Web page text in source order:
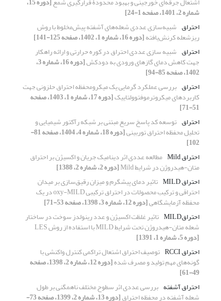
شماره 2، 1401، صفحه 1-24]
احتراق شبیه‌سازی عددی شعله‌های ‌آشفته پیش‌مخلوط با روش
ریزشعله کرنش‌یافته[دوره 16، شماره 1، 1402، صفحه 125-141]
احتراق شبیه سازی عددی احتراق در کوره حرارتی و ارائه راهکار
جهت کاهش دمای گازهای ورودی به دودکش [دوره 16، شماره 3،
1402، صفحه 85-94]
احتراق بررسی عملکرد گرمایی یک میکرو‌محفظه احتراق حلزونی جهت
کاربردهای میکروترموفتوولتاییک [دوره 17، شماره 1، 1403، صفحه
51-71]
احتراق توسعه کد پاسخ سریع مبتنی بر شبکه رآکتور شیمیایی و
تحلیل محفظه احتراق توربینی [دوره 18، شماره 4، 1404، صفحه 81-
102]
احتراق Mild
مطالعه عددی اثر دینامیک جریان و اکسیژن بر احتراق
متان-هیدروژن در شرایط Mild
[دوره 2، شماره 2، 1388]
احتراق ‏MILD
تاثیر دمای پیشگرم و میزان رقیق‌سازی بر میدان
احتراقی و ترکیب محصولات در ‏احتراق ترکیبی ‏oxy-MILD‏ در یک
محفظه‎ ‎آزمایشگاهی
[دوره 12، شماره 3، 1398، صفحه 53-71]
احتراقMILD
تاثیر غلظت اکسیژن و عدد رینولدز سوخت در ساختار
شعله متان-هیدروژن تحت شرایط MILD با استفاده از روش LES
[دوره 5، شماره 1، 1391]
احتراق RCCI
توصیف احتراق اشتعال تراکمی کنترل واکنشی با
گونه‌های مهم تولید و مصرف شده [دوره 12، شماره 2، 1398، صفحه
49-61]
احتراق آشفته بررسی عددی اثر سطوح مختلف ناهمگنی بر طول
شعله آشفته در محفظه احتراق [دوره 13، شماره 2، 1399، صفحه 73-